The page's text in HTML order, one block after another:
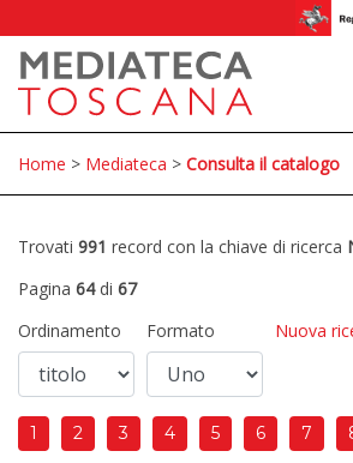
Home > Mediateca > Consulta il catalogo
Trovati 991 record con la chiave di ricerca
Pagina 64di 67
Ordinamento
Formato Nuova
1 2 3 4 5 6 7